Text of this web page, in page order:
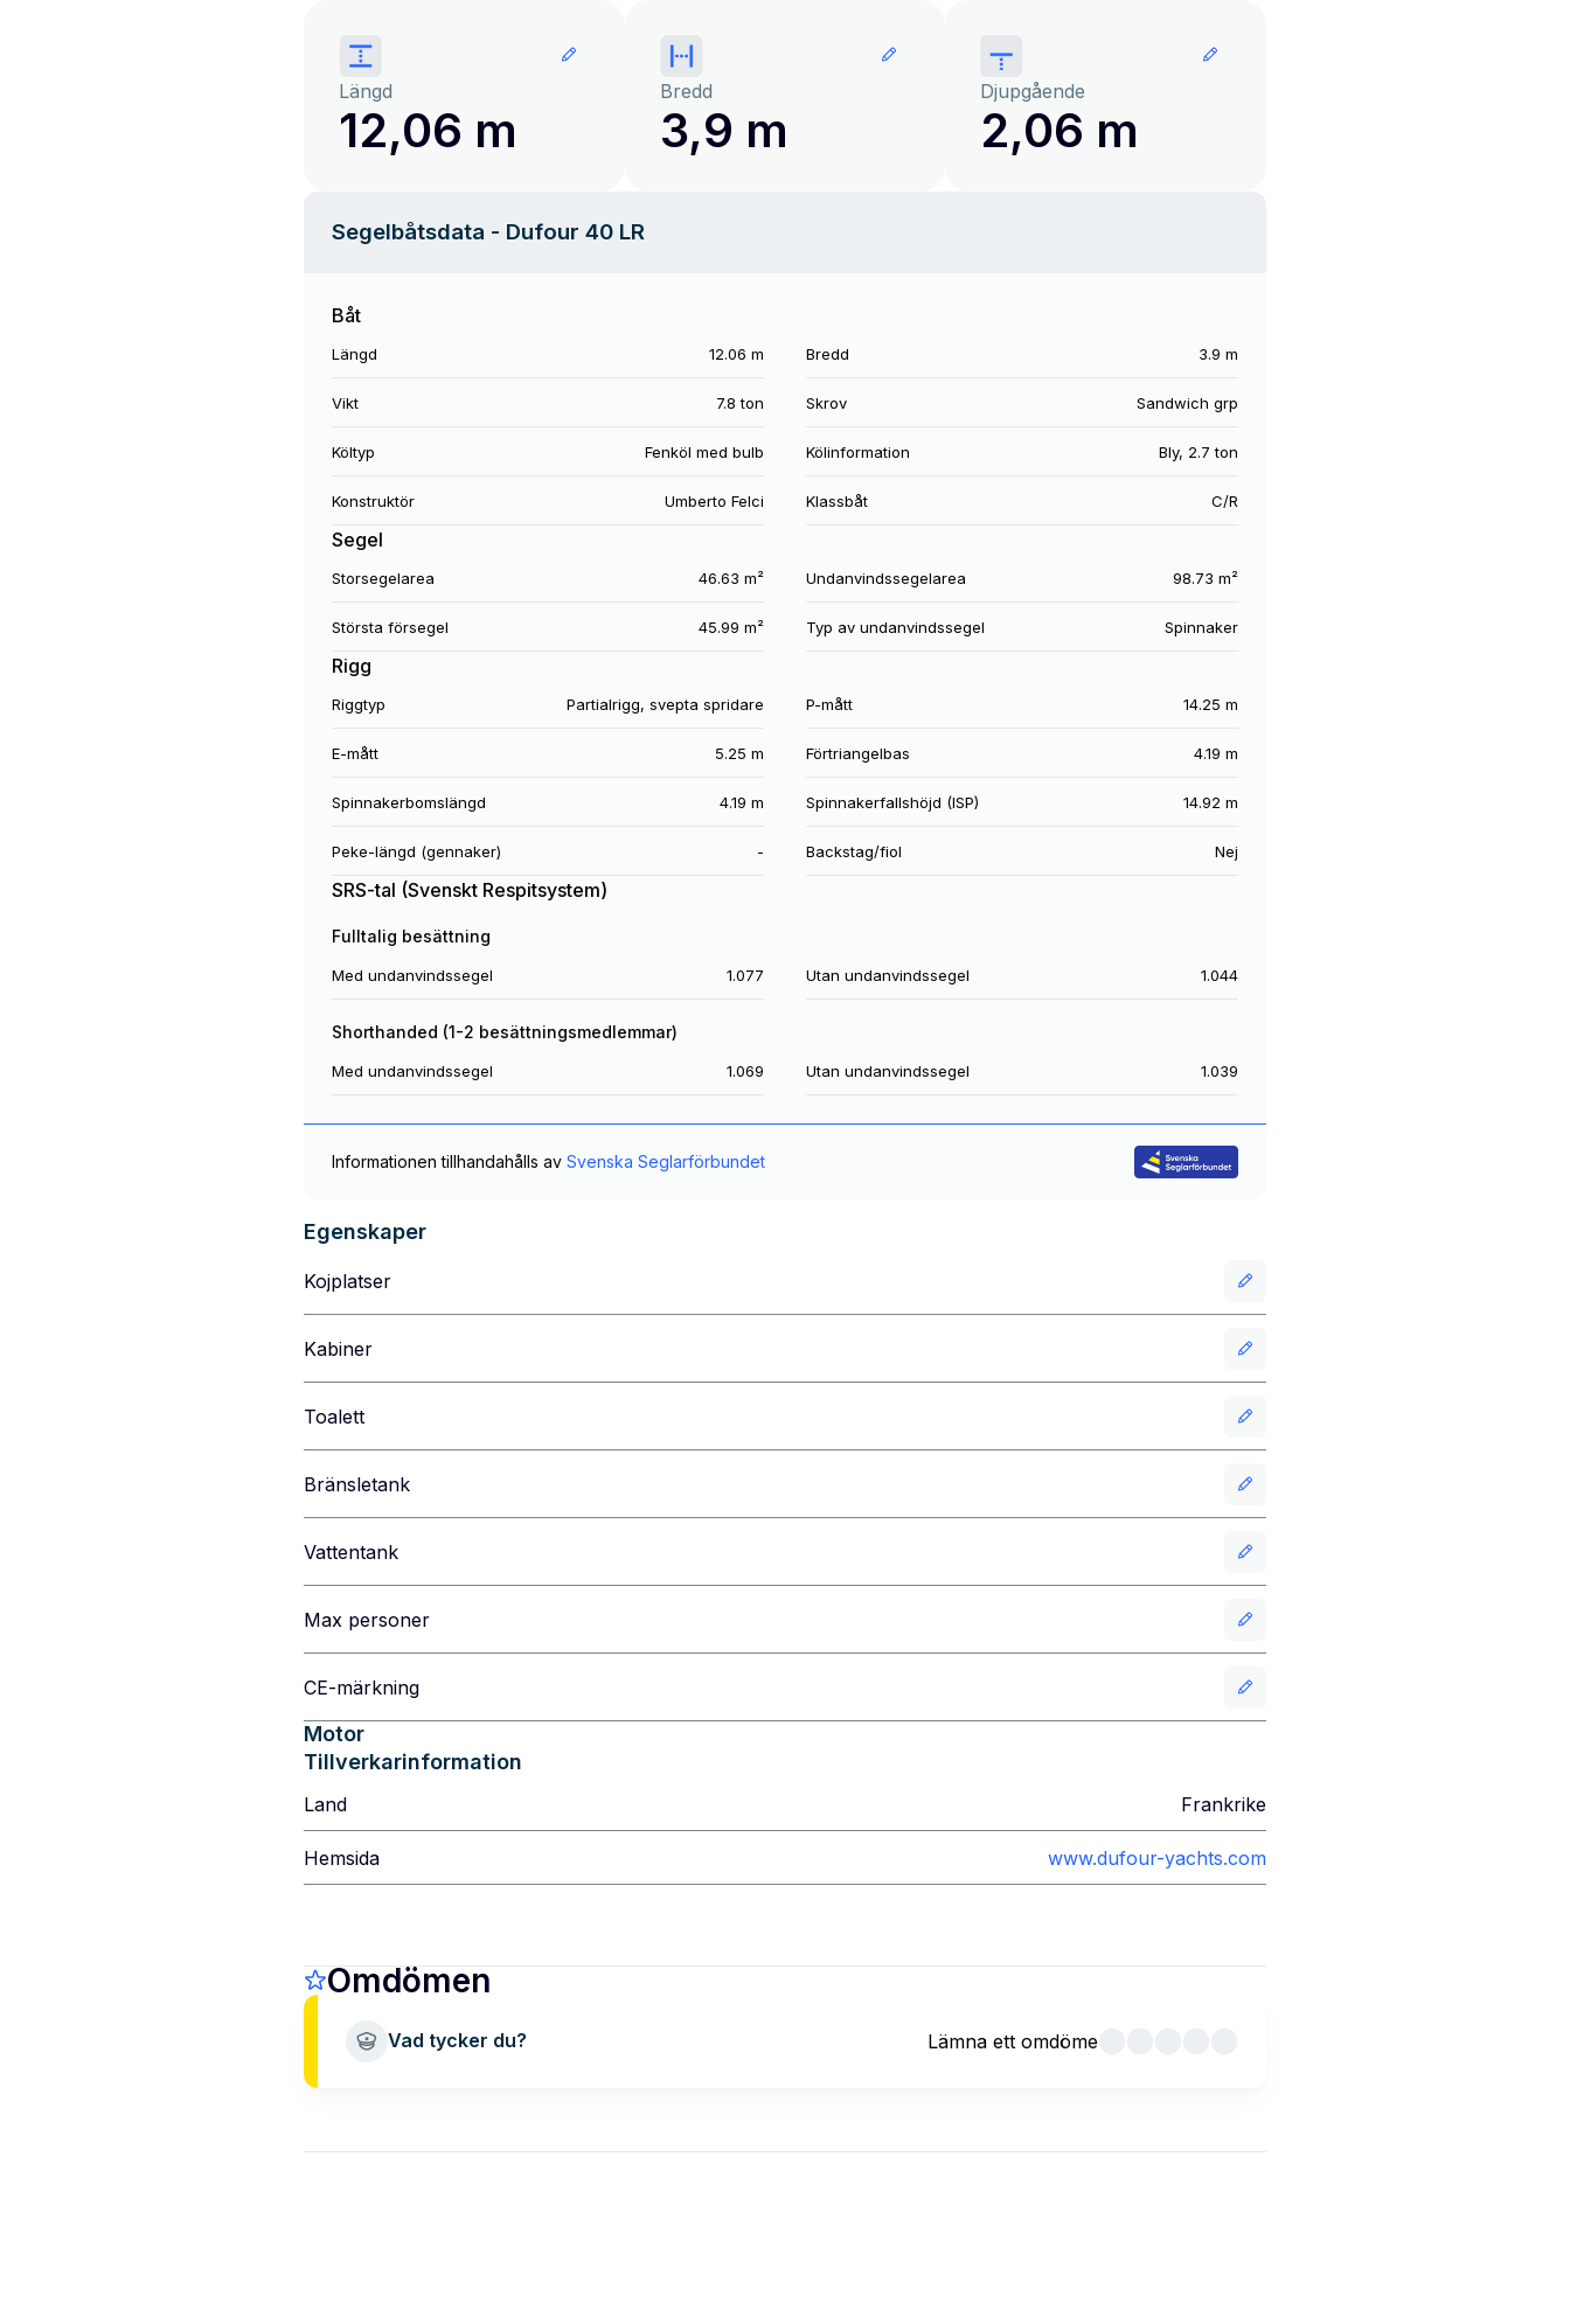
Längd
12,06 m
Bredd
3,9 m
Djupgående
2,06 m
Segelbåtsdata - Dufour 40 LR
Båt
Längd 12.06 m Bredd 3.9 m
Vikt 7.8 ton Skrov Sandwich grp
Költyp Fenköl med bulb Kölinformation Bly, 2.7 ton
Konstruktör Umberto Felci Klassbåt C/R
Segel
Storsegelarea 46.63 m² Undanvindssegelarea 98.73 m²
Största försegel 45.99 m² Typ av undanvindssegel Spinnaker
Rigg
Riggtyp Partialrigg, svepta spridare P-mått 14.25 m
E-mått 5.25 m Förtriangelbas 4.19 m
Spinnakerbomslängd 4.19 m Spinnakerfallshöjd (ISP) 14.92 m
Peke-längd (gennaker) - Backstag/fiol Nej
SRS-tal (Svenskt Respitsystem)
Fulltalig besättning
Med undanvindssegel 1.077 Utan undanvindssegel 1.044
Shorthanded (1-2 besättningsmedlemmar)
Med undanvindssegel 1.069 Utan undanvindssegel 1.039
Informationen tillhandahålls av Svenska Seglarförbundet
Egenskaper
Kojplatser
Kabiner
Toalett
Bränsletank
Vattentank
Max personer
CE-märkning
Motor
Tillverkarinformation
Land Frankrike
Hemsida www.dufour-yachts.com
Omdömen
Vad tycker du? Lämna ett omdöme